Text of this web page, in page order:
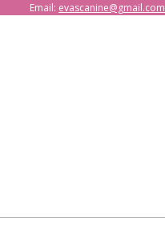
Email: evascanine@gmail.com